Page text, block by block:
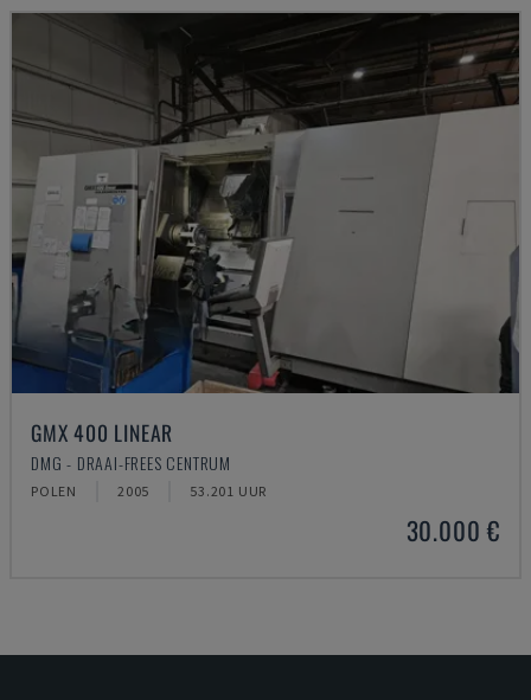
GMX 400 LINEAR
DMG - DRAAI-FREES CENTRUM
POLEN 2005 53.201 UUR
30.000 €